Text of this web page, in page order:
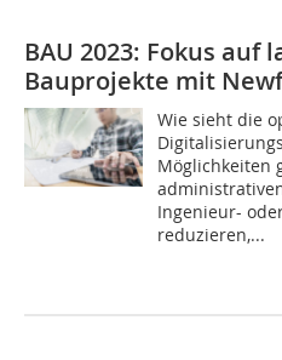
BAU 2023: Fokus auf
Bauprojekte mit
Wie sieht die
Möglichkeiten
Ingenieur-
reduzieren,...